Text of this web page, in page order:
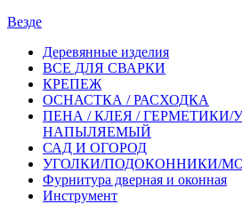
Везде
Деревянные изделия
ВСЕ ДЛЯ СВАРКИ
КРЕПЕЖ
ОСНАСТКА / РАСХОДКА
ПЕНА / КЛЕЯ / ГЕРМЕТИКИ/
НАПЫЛЯЕМЫЙ
САД И ОГОРОД
УГОЛКИ/ПОДОКОННИКИ/
Фурнитура дверная и оконная
Инструмент